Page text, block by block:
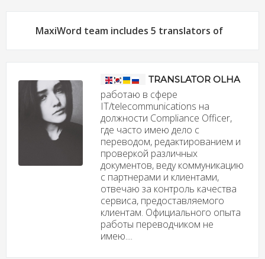
MaxiWord team includes 5 translators of
TRANSLATOR OLHA
работаю в сфере
IT/telecommunications на
должности Compliance Officer,
где часто имею дело с
переводом, редактированием и
проверкой различных
документов, веду коммуникацию
с партнерами и клиентами,
отвечаю за контроль качества
сервиса, предоставляемого
клиентам. Официального опыта
работы переводчиком не
имею....